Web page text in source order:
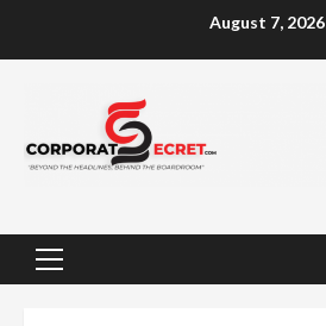
August 7, 2026
Primary